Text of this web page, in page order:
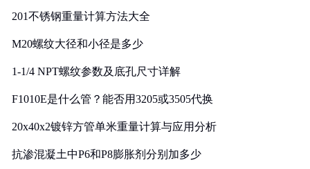
201不锈钢重量计算方法大全
M20螺纹大径和小径是多少
1-1/4 NPT螺纹参数及底孔尺寸详解
F1010E是什么管？能否用3205或3505代换
20x40x2镀锌方管单米重量计算与应用分析
抗渗混凝土中P6和P8膨胀剂分别加多少